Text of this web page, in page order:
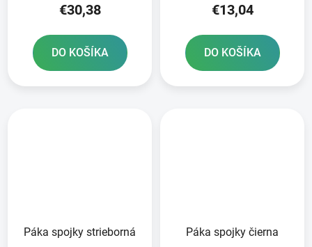
€30,38
DO KOŠÍKA
€13,04
DO KOŠÍKA
Páka spojky strieborná Páka spojky čierna